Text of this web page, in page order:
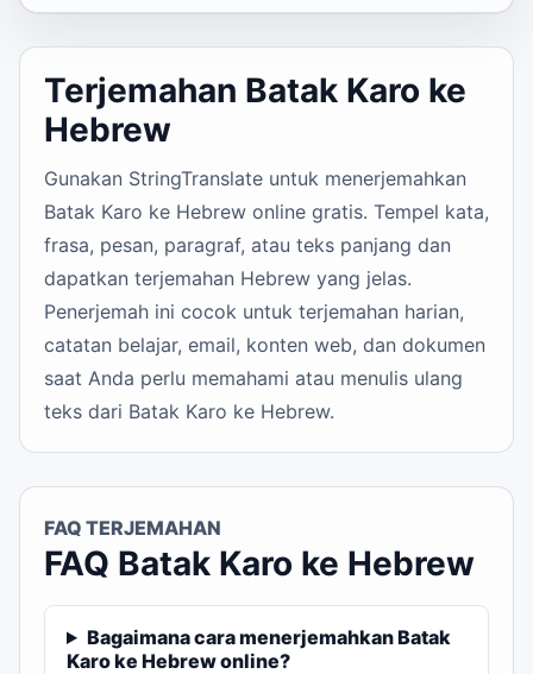
Terjemahan Batak Karo ke
Hebrew
Gunakan StringTranslate untuk menerjemahkan
Batak Karo ke Hebrew online gratis. Tempel kata,
frasa, pesan, paragraf, atau teks panjang dan
dapatkan terjemahan Hebrew yang jelas.
Penerjemah ini cocok untuk terjemahan harian,
catatan belajar, email, konten web, dan dokumen
saat Anda perlu memahami atau menulis ulang
teks dari Batak Karo ke Hebrew.
FAQ TERJEMAHAN
FAQ Batak Karo ke Hebrew
Bagaimana cara menerjemahkan Batak
Karo ke Hebrew online?